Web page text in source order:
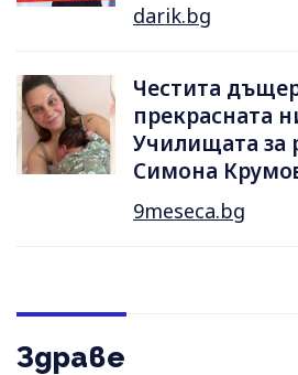
darik.bg
Честита
прекрасната
Училищата за
Симона
9meseca.bg
Здраве